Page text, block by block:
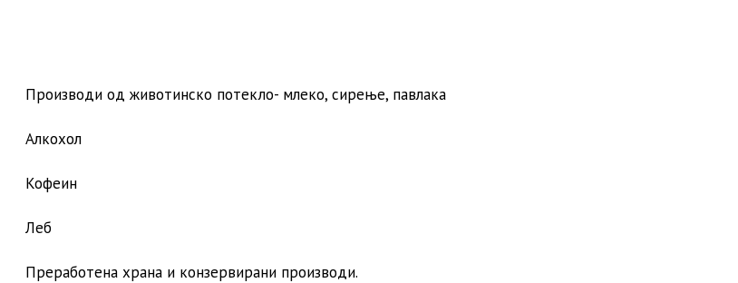
Производи од животинско потекло- млеко, сирење, павлака
Алкохол
Кофеин
Леб
Преработена храна и конзервирани производи.